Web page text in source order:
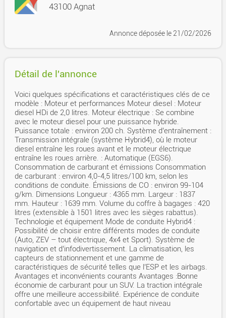
43100 Agnat
Annonce déposée le 21/02/2026
Détail de l'annonce
Voici quelques spécifications et caractéristiques clés de ce
modèle : Moteur et performances Moteur diesel : Moteur
diesel HDi de 2,0 litres. Moteur électrique : Se combine
avec le moteur diesel pour une puissance hybride.
Puissance totale : environ 200 ch. Système d’entraînement :
Transmission intégrale (système Hybrid4), où le moteur
diesel entraîne les roues avant et le moteur électrique
entraîne les roues arrière. : Automatique (EGS6).
Consommation de carburant et émissions Consommation
de carburant : environ 4,0-4,5 litres/100 km, selon les
conditions de conduite. Émissions de CO : environ 99-104
g/km. Dimensions Longueur : 4365 mm. Largeur : 1837
mm. Hauteur : 1639 mm. Volume du coffre à bagages : 420
litres (extensible à 1501 litres avec les sièges rabattus).
Technologie et équipement Mode de conduite Hybrid4 :
Possibilité de choisir entre différents modes de conduite
(Auto, ZEV – tout électrique, 4x4 et Sport). Système de
navigation et d’infodivertissement. La climatisation, les
capteurs de stationnement et une gamme de
caractéristiques de sécurité telles que l’ESP et les airbags.
Avantages et inconvénients courants Avantages :Bonne
économie de carburant pour un SUV. La traction intégrale
offre une meilleure accessibilité. Expérience de conduite
confortable avec un équipement de haut niveau